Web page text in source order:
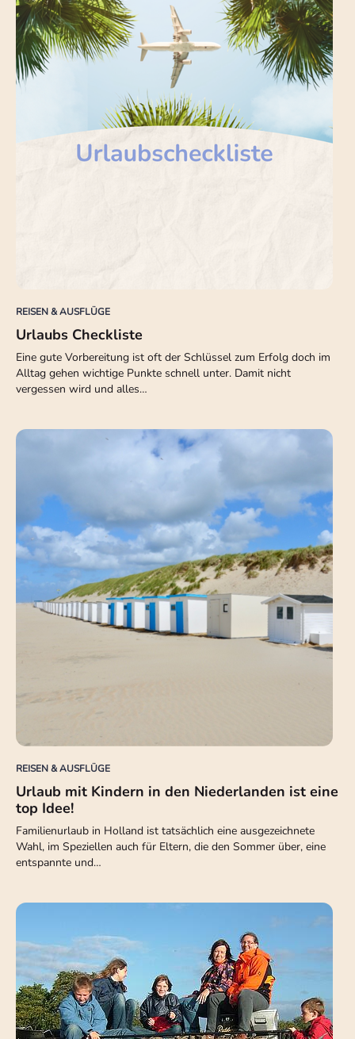
REISEN & AUSFLÜGE
Urlaubs Checkliste
Eine gute Vorbereitung ist oft der Schlüssel zum Erfolg doch im
Alltag gehen wichtige Punkte schnell unter. Damit nicht
vergessen wird und alles…
REISEN & AUSFLÜGE
Urlaub mit Kindern in den Niederlanden ist eine
top Idee!
Familienurlaub in Holland ist tatsächlich eine ausgezeichnete
Wahl, im Speziellen auch für Eltern, die den Sommer über, eine
entspannte und…